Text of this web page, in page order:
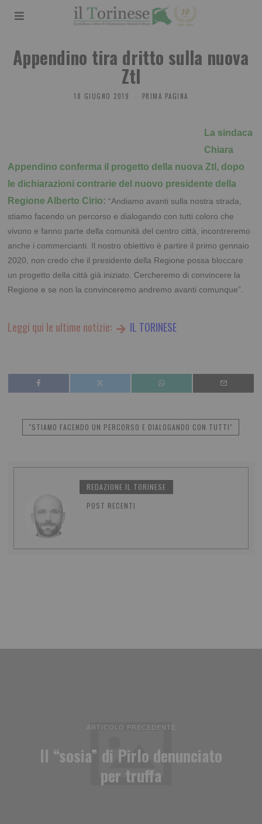
Appendino tira dritto sulla nuova
Ztl
18 GIUGNO 2019 PRIMA PAGINA
La sindaca
Chiara
Appendino conferma il progetto della nuova Ztl, dopo
le dichiarazioni contrarie del nuovo presidente della
Regione Alberto Cirio: “Andiamo avanti sulla nostra strada,
stiamo facendo un percorso e dialogando con tutti coloro che
vivono e fanno parte della comunità del centro città, incontreremo
anche i commercianti. Il nostro obiettivo è partire il primo gennaio
2020, non credo che il presidente della Regione possa bloccare
un progetto della città già iniziato. Cercheremo di convincere la
Regione e se non la convinceremo andremo avanti comunque”.
Leggi qui le ultime notizie: IL TORINESE
"STIAMO FACENDO UN PERCORSO E DIALOGANDO CON TUTTI"
REDAZIONE IL TORINESE
POST RECENTI
ARTICOLO PRECEDENTE
Il “sosia” di Pirlo denunciato
per truffa